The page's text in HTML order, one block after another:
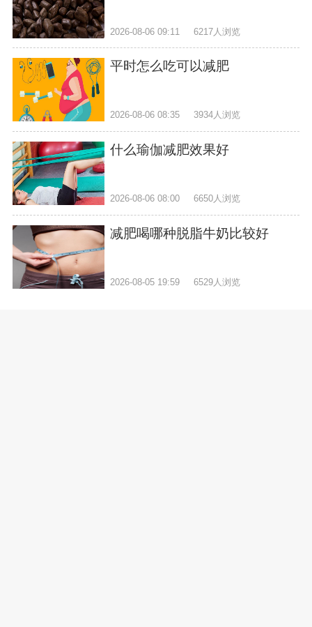
2026-08-06 09:11 6217人浏览
平时怎么吃可以减肥
2026-08-06 08:35 3934人浏览
什么瑜伽减肥效果好
2026-08-06 08:00 6650人浏览
减肥喝哪种脱脂牛奶比较好
2026-08-05 19:59 6529人浏览